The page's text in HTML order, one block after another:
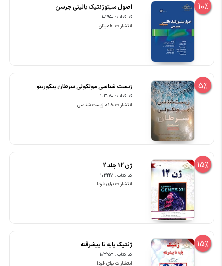
10% اصول سیتوژنتیک بالینی جرسن
کد کتاب : 102950
انتشارات اطمینان
5% زیست شناسی مولکولی سرطان پیکورینو
کد کتاب : 103080
انتشارات خانه زیست شناسی
15% ژن 12 جلد 2
کد کتاب : 103227
انتشارات برای فردا
15% ژنتیک پایه تا پیشرفته
کد کتاب : 103253
انتشارات برای فردا